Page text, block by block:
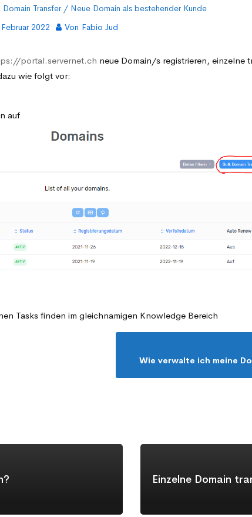
Domain Transfer / Neue Domain als bestehender Kunde
2022 Von Fabio Jud
portal.servernet.ch neue Domain/s registrieren, einzelne
wie folgt vor:
auf
Tasks finden im gleichnamigen Knowledge Bereich
Wie verwalte ich meine
Einzelne Domain